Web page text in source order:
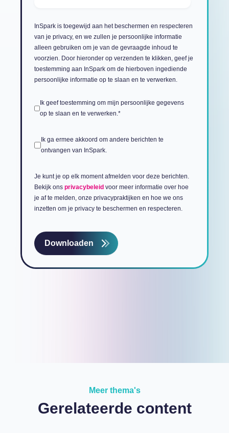
InSpark is toegewijd aan het beschermen en respecteren
van je privacy, en we zullen je persoonlijke informatie
alleen gebruiken om je van de gevraagde inhoud te
voorzien. Door hieronder op verzenden te klikken, geef je
toestemming aan InSpark om de hierboven ingediende
persoonlijke informatie op te slaan en te verwerken.
Ik geef toestemming om mijn persoonlijke gegevens
op te slaan en te verwerken.*
Ik ga ermee akkoord om andere berichten te
ontvangen van InSpark.
Je kunt je op elk moment afmelden voor deze berichten.
Bekijk ons privacybeleid voor meer informatie over hoe
je af te melden, onze privacypraktijken en hoe we ons
inzetten om je privacy te beschermen en respecteren.
Meer thema's
Gerelateerde content